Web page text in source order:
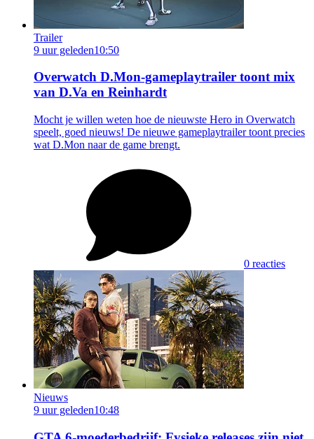
Trailer
9 uur geleden10:50
Overwatch D.Mon-gameplaytrailer toont mix
van D.Va en Reinhardt
Mocht je willen weten hoe de nieuwste Hero in Overwatch
speelt, goed nieuws! De nieuwe gameplaytrailer toont precies
wat D.Mon naar de game brengt.
0 reacties
Nieuws
9 uur geleden10:48